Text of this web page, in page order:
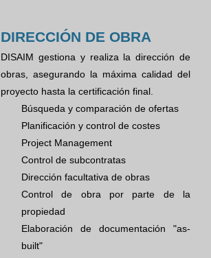
DIRECCIÓN DE OBRA
DISAIM gestiona y realiza la dirección de
obras, asegurando la máxima calidad del
proyecto hasta la certificación final.
Búsqueda y comparación de ofertas
Planificación y control de costes
Project Management
Control de subcontratas
Dirección facultativa de obras
Control de obra por parte de la
propiedad
Elaboración de documentación "as-
built"